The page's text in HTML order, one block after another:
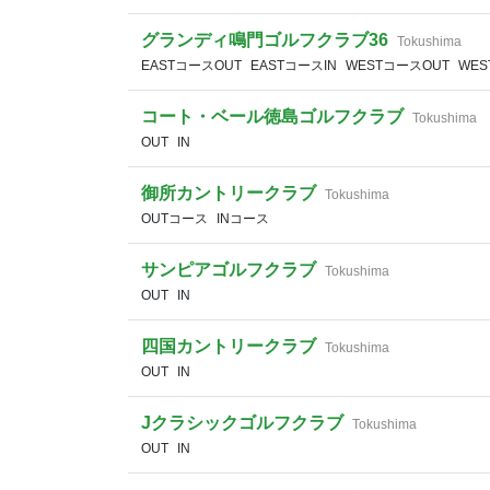
グランディ鳴門ゴルフクラブ36 Tokushima
EASTコースOUT
EASTコースIN WESTコースOUT
コート・ベール徳島ゴルフクラブ Tokushima
OUT
IN
御所カントリークラブ Tokushima
OUTコース
INコース
サンピアゴルフクラブ Tokushima
OUT
IN
四国カントリークラブ Tokushima
OUT
IN
Jクラシックゴルフクラブ Tokushima
OUT
IN